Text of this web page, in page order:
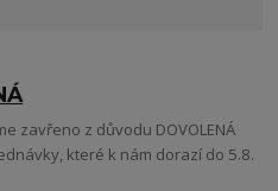
zavřeno z důvodu DOVOLENÁ
které k nám dorazí do 5.8.